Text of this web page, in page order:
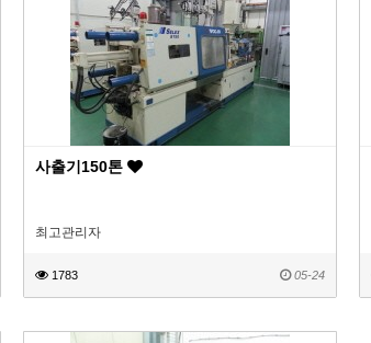
사출기150톤
최고관리자
1783 05-24